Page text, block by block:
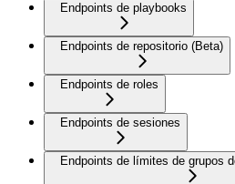
Endpoints de playbooks
Endpoints de repositorio (Beta)
Endpoints de roles
Endpoints de sesiones
Endpoints de límites de grupos